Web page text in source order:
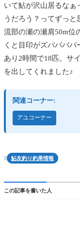
いて鮎が沢山居るなぁ
うだろう？ってずっと
流部の瀬の瀬肩50m位
くと目印がズバババ
あり2時間で18匹。サ
を出してくれました♪
関連コーナー:
アユコーナー
 鮎友釣り釣果情報
この記事を書いた人